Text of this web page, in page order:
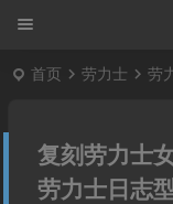
首页 劳力士 劳
复刻劳力士
劳力士日志